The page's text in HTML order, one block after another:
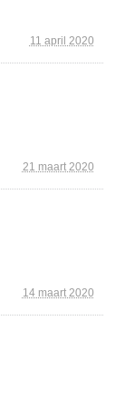
11 april 2020
21 maart 2020
14 maart 2020